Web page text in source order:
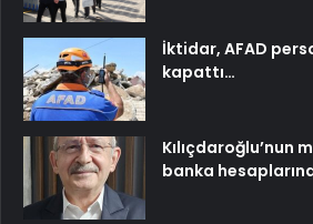
İktidar, AFAD
kapattı…
Kılıçdaroğlu’nun
banka